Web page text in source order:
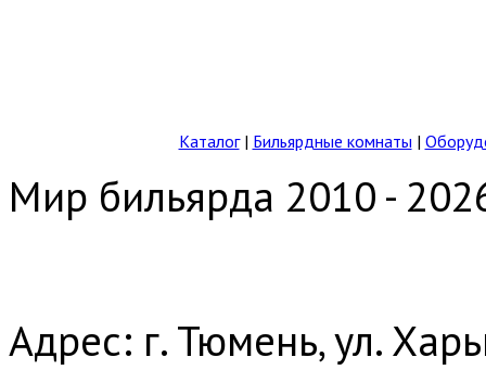
Каталог| Бильярдные комнаты |
Мир бильярда 2010 -
Адрес: г. Тюмень, ул.